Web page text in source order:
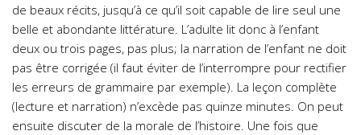
de beaux récits, jusqu’à ce qu’il soit capable de lire seul une
belle et abondante littérature. L’adulte lit donc à l’enfant
deux ou trois pages, pas plus; la narration de l’enfant ne doit
pas être corrigée (il faut éviter de l’interrompre pour rectifier
les erreurs de grammaire par exemple). La leçon complète
(lecture et narration) n’excède pas quinze minutes. On peut
ensuite discuter de la morale de l’histoire. Une fois que